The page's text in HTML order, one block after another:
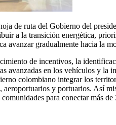
de ruta del Gobierno del
a la transición energética,
avanzar gradualmente hacia la
de incentivos, la
avanzadas en los vehículos y la
colombiano integrar los
y portuarios. Así
para conectar más